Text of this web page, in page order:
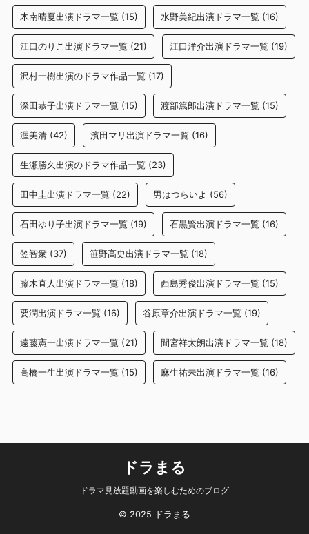
木南晴夏出演ドラマ一覧 (15) 水野美紀出演ドラマ一覧 (16)
江口のりこ出演ドラマ一覧 (21) 江口洋介出演ドラマ一覧 (19)
沢村一樹出演のドラマ作品一覧 (17)
深田恭子出演ドラマ一覧 (15) 渡部篤郎出演ドラマ一覧 (15)
渥美清 (42) 濱田マリ出演ドラマ一覧 (16)
生瀬勝久出演のドラマ作品一覧 (23)
田中圭出演ドラマ一覧 (22) 男はつらいよ (56)
石田ゆり子出演ドラマ一覧 (19) 石黒賢出演ドラマ一覧 (16)
笠智衆 (37) 笹野高史出演ドラマ一覧 (18)
藤木直人出演ドラマ一覧 (18) 西島秀俊出演ドラマ一覧 (15)
要潤出演ドラマ一覧 (16) 谷原章介出演ドラマ一覧 (19)
遠藤憲一出演ドラマ一覧 (21) 間宮祥太朗出演ドラマ一覧 (18)
高橋一生出演ドラマ一覧 (15) 麻生祐未出演ドラマ一覧 (16)
ドラまる
ドラマ見放題動画を楽しむためのブログ
© 2025 ドラまる